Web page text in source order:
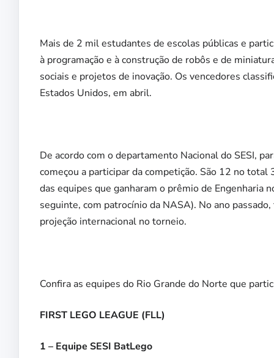
Mais de 2 mil estudantes de escolas públicas e
à programação e à construção de robôs e de
sociais e projetos de inovação. Os vencedores
Estados Unidos, em abril.
De acordo com o departamento Nacional do SESI,
começou a participar da competição. São 12 no total
das equipes que ganharam o prêmio de Engenharia
seguinte, com patrocínio da NASA). No ano
projeção internacional no torneio.
Confira as equipes do Rio Grande do Norte que
FIRST LEGO LEAGUE (FLL)
1 – Equipe SESI BatLego